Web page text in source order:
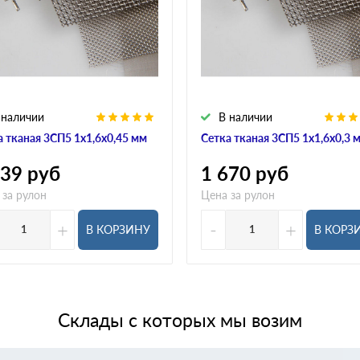
тканая 3СП5 1х1,6х0,45 мм
руб
рулон
+ В КОРЗИНУ
Сетка тканая 3СП5 1х1,6х0,3
В наличии
1 670 руб
Цена за рулон
- + В
Склады с которых мы возим